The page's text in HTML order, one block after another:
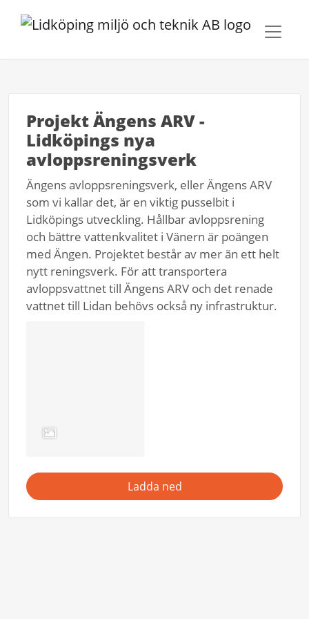
Projekt Ängens ARV -
Lidköpings nya
avloppsreningsverk
Ängens avloppsreningsverk, eller Ängens ARV
som vi kallar det, är en viktig pusselbit i
Lidköpings utveckling. Hållbar avloppsrening
och bättre vattenkvalitet i Vänern är poängen
med Ängen. Projektet består av mer än ett helt
nytt reningsverk. För att transportera
avloppsvattnet till Ängens ARV och det renade
vattnet till Lidan behövs också ny infrastruktur.
Ladda ned